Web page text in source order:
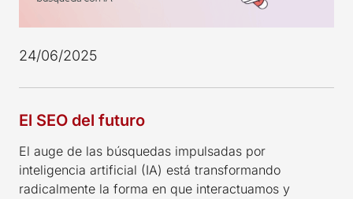
24/06/2025
El SEO del futuro
El auge de las búsquedas impulsadas por
inteligencia artificial (IA) está transformando
radicalmente la forma en que interactuamos y